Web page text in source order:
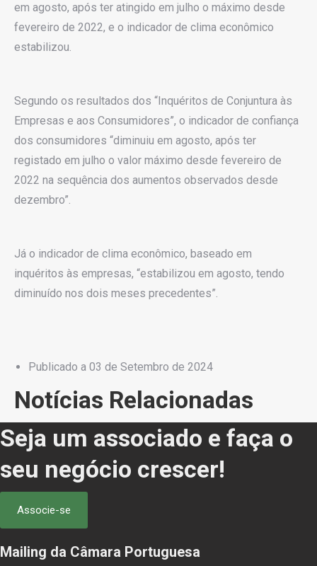
em agosto, após ter atingido em julho o máximo desde
fevereiro de 2022, e o indicador de clima econômico
estabilizou.
Segundo os resultados dos “Inquéritos de Conjuntura às
Empresas e aos Consumidores”, o indicador de confiança
dos consumidores “diminuiu em agosto, após ter
registado em julho o valor máximo desde fevereiro de
2022 na sequência dos aumentos observados desde
dezembro”.
Já o indicador de clima econômico, baseado em
inquéritos às empresas, “estabilizou em agosto, tendo
diminuído nos dois meses precedentes”.
Publicado a 03 de Setembro de 2024
Notícias Relacionadas
Seja um associado e faça o
seu negócio crescer!
Associe-se
Mailing da Câmara Portuguesa